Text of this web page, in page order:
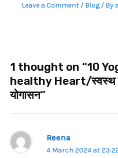
Leave a Comment / Blog/ By
1 thought on “10
healthy Heart/स्वस्थ
योगासन”
Reena
4 March 2024 at